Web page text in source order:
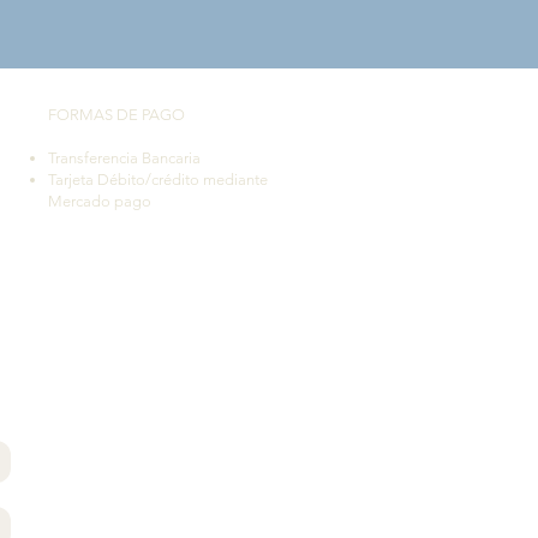
FORMAS DE PAGO
Transferencia Bancaria
Tarjeta Débito/crédito mediante
Mercado pago